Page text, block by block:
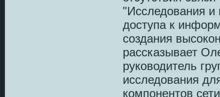
"Исследования и
доступа к
создания
рассказывает
руководитель
исследования
компонентов